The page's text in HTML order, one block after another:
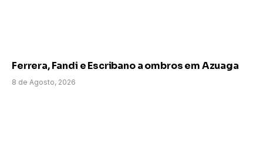
Ferrera, Fandi e Escribano a ombros em Azuaga
8 de Agosto, 2026